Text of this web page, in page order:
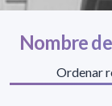
Nombre
Ordenar